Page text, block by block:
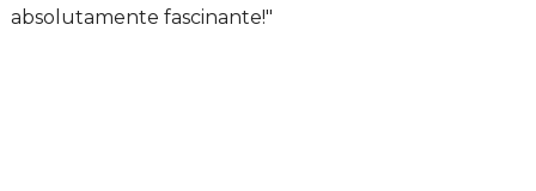
absolutamente fascinante!"